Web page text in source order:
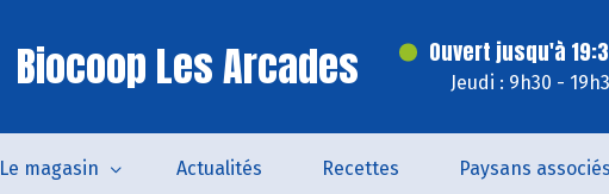
Biocoop Les Arcades Ouvert jusqu'à
Jeudi : 9h30 -
Le magasin Actualités Recettes Paysans associés